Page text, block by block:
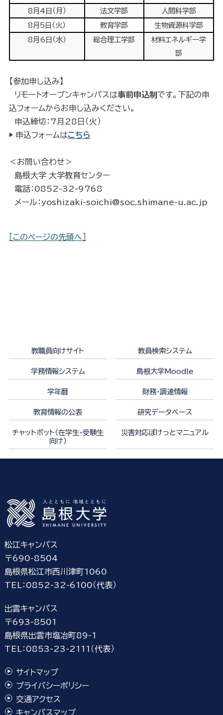
8月4日（月） 法文学部
人間科学部
8月5日（火）
教育学部
生物資源科学部
8月6日（水）
総合理工学部
材料エネルギー学
部
【参加申し込み】
リモートオープンキャンパスは事前申込制 です。下記の申
込フォームからお申し込みください。
申込締切：7月28日（火）
▶ 申込フォームはこちら
＜お問い合わせ＞
島根大学 大学教育センター
電話：0852-32-9768
メール：yoshizaki-soichi@soc.shimane-u.ac.jp
［このページの先頭へ］
教職員向けサイト 教員検索システム
学務情報システム 島根大学Moodle
学年暦 財務・調達情報
教育情報の公表 研究データベース
チャットボット（在学生・受験生
向け）
災害対応ぽけっとマニュアル
松江キャンパス
〒690-8504
島根県松江市西川津町1060
TEL：0852-32-6100（代表）
出雲キャンパス
〒693-8501
島根県出雲市塩冶町89-1
TEL：0853-23-2111（代表）
サイトマップ
プライバシーポリシー
交通アクセス
キャンパスマップ